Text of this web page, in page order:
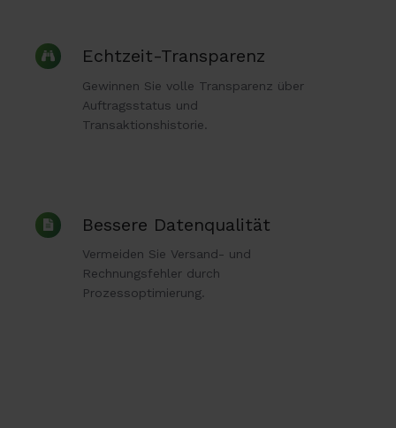
Echtzeit-Transparenz
Gewinnen Sie volle Transparenz über
Auftragsstatus und
Transaktionshistorie.
Echtzeit-
Transparenz
Bessere Datenqualität
Vermeiden Sie Versand- und
Rechnungsfehler durch
Prozessoptimierung.
Bessere
Datenqualität